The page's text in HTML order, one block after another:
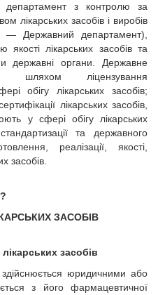
департамент з контролю за
лікарських засобів і виробів
— Державний департамент),
якості лікарських засобів та
державні органи. Державне
шляхом ліцензування
обігу лікарських засобів;
лікарських засобів,
у сфері обігу лікарських
та державного
реалізації, якості,
засобів.
?
ЗАСОБІВ
засобів
здійснюється юридичними або
з його фармацевтичної